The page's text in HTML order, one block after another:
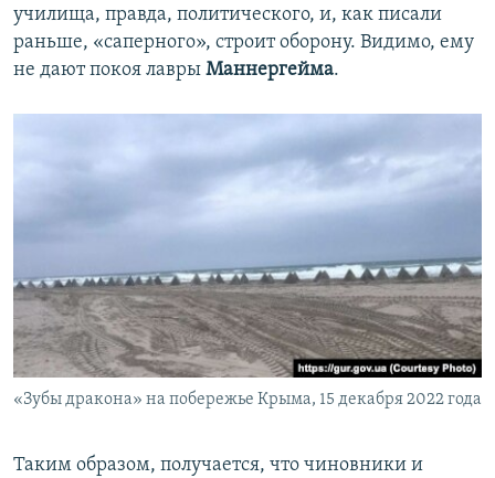
училища, правда, политического, и, как писали
раньше, «саперного», строит оборону. Видимо, ему
не дают покоя лавры Маннергейма.
«Зубы дракона» на побережье Крыма, 15 декабря 2022 года
Таким образом, получается, что чиновники и